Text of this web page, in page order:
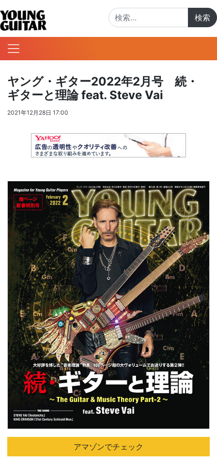
ヤング・ギター2022年2月号 続・
ギターと理論 feat. Steve Vai
2021年12月28日 17:00
アマゾンでチェック